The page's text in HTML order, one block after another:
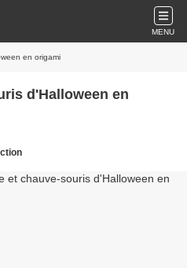
MENU
en origami
d'Halloween en